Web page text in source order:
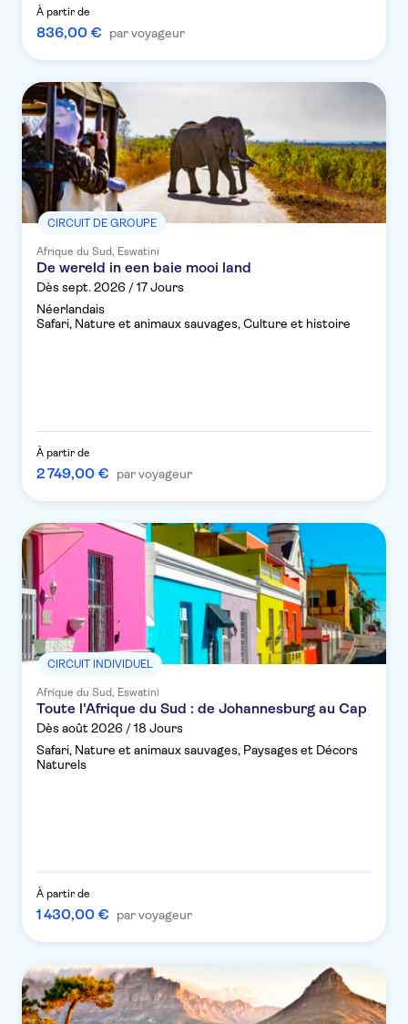
À partir de
836,00 € par voyageur
CIRCUIT DE GROUPE
Afrique du Sud, Eswatini
De wereld in een baie mooi land
Dès sept. 2026 / 17 Jours
Néerlandais
Safari, Nature et animaux sauvages, Culture et histoire
À partir de
2 749,00 € par voyageur
CIRCUIT INDIVIDUEL
Afrique du Sud, Eswatini
Toute l'Afrique du Sud : de Johannesburg au Cap
Dès août 2026 / 18 Jours
Safari, Nature et animaux sauvages, Paysages et Décors
Naturels
À partir de
1 430,00 € par voyageur